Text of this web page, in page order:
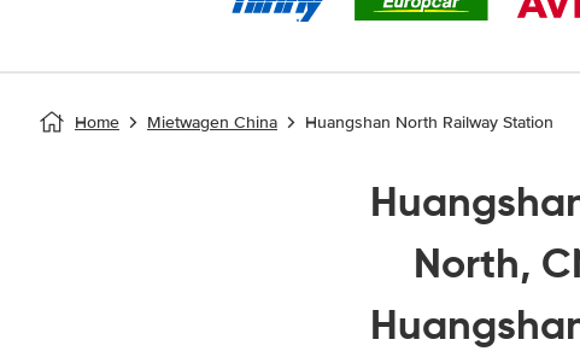
Home Mietwagen China Huangshan North Railway Station
North,